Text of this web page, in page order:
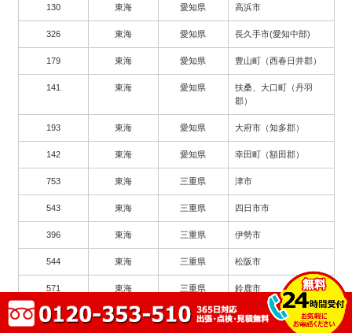
130 東海 愛知県 高浜市
326 東海 愛知県 長久手市(愛知中部)
179 東海 愛知県 豊山町（西春日井郡）
141 東海 愛知県
扶桑、大口町（丹羽
郡）
193 東海 愛知県 大府市（知多郡）
142 東海 愛知県 幸田町（額田郡）
753 東海 三重県 津市
543 東海 三重県 四日市市
396 東海 三重県 伊勢市
544 東海 三重県 松阪市
571 東海 三重県 鈴鹿市
2003 東海 三重県 尾鷲市